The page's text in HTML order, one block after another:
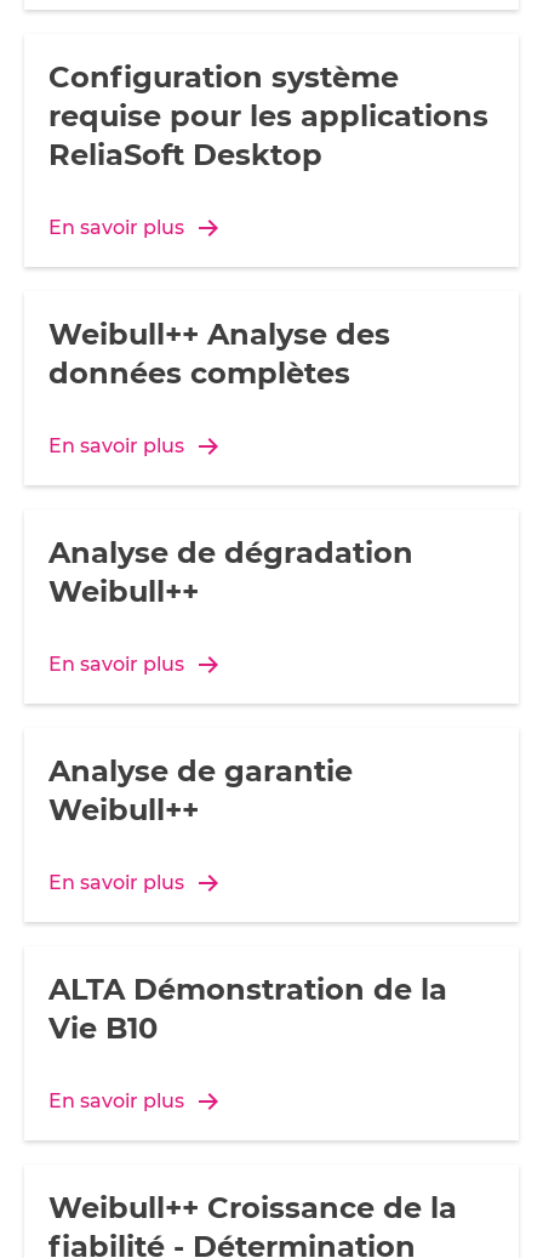
Configuration système
requise pour les applications
ReliaSoft Desktop
En savoir plus
Weibull++ Analyse des
données complètes
En savoir plus
Analyse de dégradation
Weibull++
En savoir plus
Analyse de garantie
Weibull++
En savoir plus
ALTA Démonstration de la
Vie B10
En savoir plus
Weibull++ Croissance de la
fiabilité - Détermination